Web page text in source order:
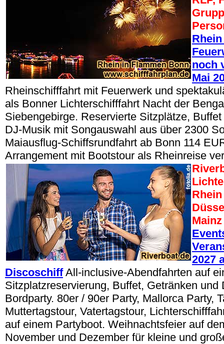
noch
Mai
Rheinschifffahrt mit Feuerwerk und
als Bonner Lichterschifffahrt Nacht der
Siebengebirge. Reservierte Sitzplätze,
DJ-Musik mit Songauswahl aus über 2300
Maiausflug-Schiffsrundfahrt ab Bonn 114
Arrangement mit Bootstour als Rheinreise
Mainz
2027
DiscoschiffAll-inclusive-Abendfahrten auf
Sitzplatzreservierung, Buffet, Getränken und
Bordparty. 80er / 90er Party, Mallorca Party,
Muttertagstour, Vatertagstour,
auf einem Partyboot. Weihnachtsfeier auf
November und Dezember für kleine und